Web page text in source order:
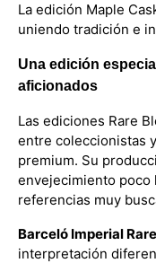
La edición Maple
uniendo tradición e
Una edición
aficionados
Las ediciones Rare
entre coleccionistas
premium. Su
envejecimiento poco
referencias muy
Barceló Imperial
interpretación